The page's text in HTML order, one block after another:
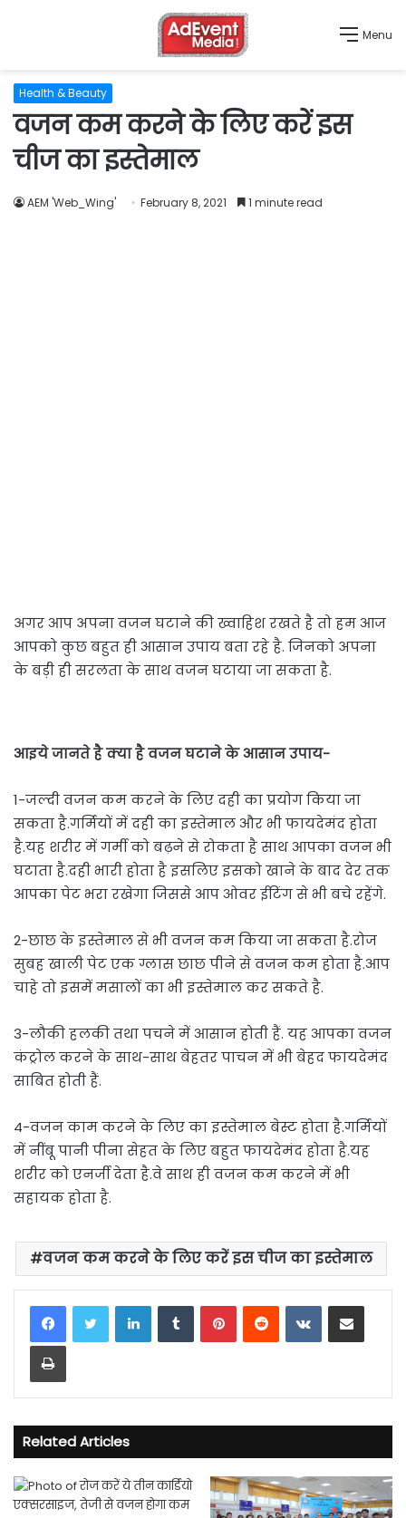
Menu
Health & Beauty
वजन कम करने के लिए करें इस
चीज का इस्तेमाल
AEM 'Web_Wing' February 8, 2021 1 minute read
अगर आप अपना वजन घटाने की ख्वाहिश रखते है तो हम आज
आपको कुछ बहुत ही आसान उपाय बता रहे है. जिनको अपना
के बड़ी ही सरलता के साथ वजन घटाया जा सकता है.
आइये जानते है क्या है वजन घटाने के आसान उपाय-
1-जल्दी वजन कम करने के लिए दही का प्रयोग किया जा
सकता है.गर्मियों में दही का इस्तेमाल और भी फायदेमंद होता
है.यह शरीर में गर्मी को बढ़ने से रोकता है साथ आपका वजन भी
घटाता है.दही भारी होता है इसलिए इसको खाने के बाद देर तक
आपका पेट भरा रखेगा जिससे आप ओवर ईटिंग से भी बचे रहेंगे.
2-छाछ के इस्तेमाल से भी वजन कम किया जा सकता है.रोज
सुबह खाली पेट एक ग्लास छाछ पीने से वजन कम होता है.आप
चाहे तो इसमें मसालों का भी इस्तेमाल कर सकते है.
3-लौकी हलकी तथा पचने में आसान होती हैं. यह आपका वजन
कंट्रोल करने के साथ-साथ बेहतर पाचन में भी बेहद फायदेमंद
साबित होती हैं.
4-वजन काम करने के लिए का इस्तेमाल बेस्ट होता है.गर्मियों
में नींबू पानी पीना सेहत के लिए बहुत फायदेमंद होता है.यह
शरीर को एनर्जी देता है.वे साथ ही वजन कम करने में भी
सहायक होता है.
वजन कम करने के लिए करें इस चीज का इस्तेमाल
LinkedInTumblrPinterestReddit VKontakteShare via Email
Print
Related Articles